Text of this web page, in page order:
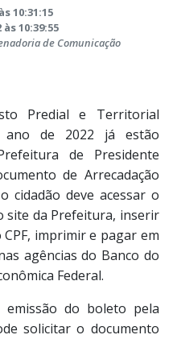
10:31:15
10:39:55
de Comunicação
Predial e Territorial
ano de 2022 já estão
de Presidente
de Arrecadação
cidadão deve acessar o
site da Prefeitura, inserir
imprimir e pagar em
agências do Banco do
Federal.
emissão do boleto pela
solicitar o documento